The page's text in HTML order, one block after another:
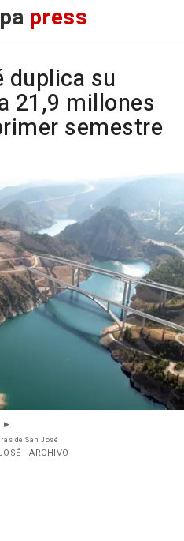
press
duplica su
21,9 millones
semestre
de San José
- ARCHIVO